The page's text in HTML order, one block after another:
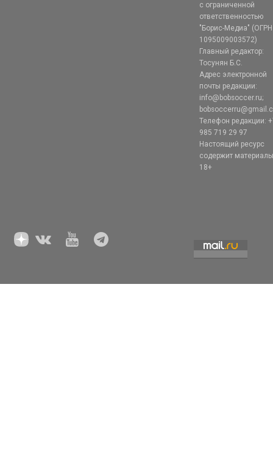
с ограниченной
ответственностью
"Борис-Медиа" (ОГРН
1095009003572)
Главный редактор:
Тосунян Б.С.
Адрес электронной
почты редакции:
info@bobsoccer.ru;
Телефон редакции:
985 719 29 97
Настоящий ресурс
содержит
18+